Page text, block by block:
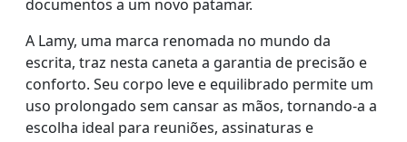
documentos a um novo patamar.
A Lamy, uma marca renomada no mundo da
escrita, traz nesta caneta a garantia de precisão e
conforto. Seu corpo leve e equilibrado permite um
uso prolongado sem cansar as mãos, tornando-a a
escolha ideal para reuniões, assinaturas e